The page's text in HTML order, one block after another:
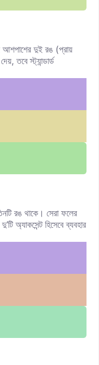
আশপাশের দুই রঙ (প্রায়
তবে স্ট্যান্ডার্ড
রঙ থাকে। সেরা ফলের
অ্যাকসেন্ট হিসেবে ব্যবহার